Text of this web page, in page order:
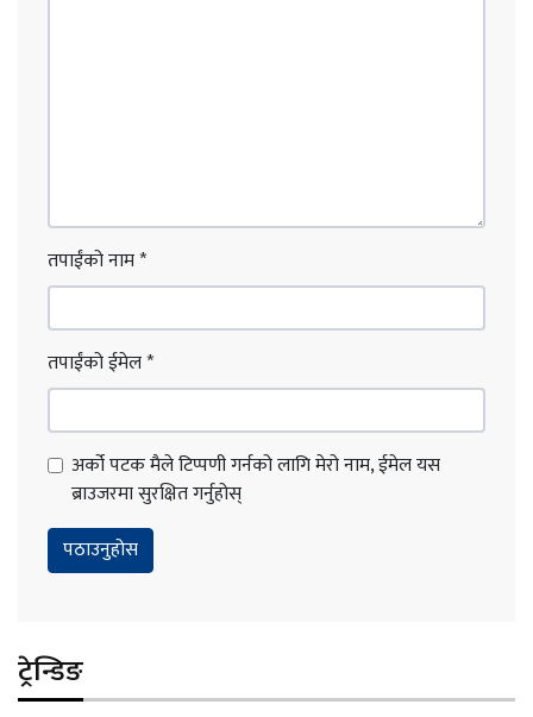
तपाईंको नाम*
तपाईंको ईमेल*
अर्को पटक मैले टिप्पणी गर्नको लागि मेरो नाम, ईमेल यस
ब्राउजरमा सुरक्षित गर्नुहोस्
ट्रेन्डिङ